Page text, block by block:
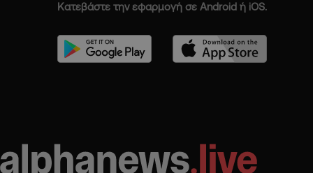
Κατεβάστε την εφαρμογή σε Android ή iOS.